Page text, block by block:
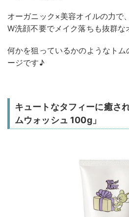
オーガニック×美容オイルの力で
W洗顔不要でメイク落ちも抜群な
何かを狙っているかのようなト
ージです♪
キュートなタフィーに癒さ
ムウォッシュ 100g」